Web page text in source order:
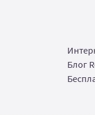
Блог